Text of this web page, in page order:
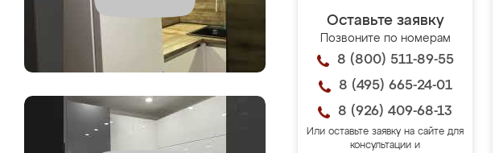
Оставьте заявку
Позвоните по номерам
8 (800) 511-89-55
8 (495) 665-24-01
8 (926) 409-68-13
Или оставьте заявку на сайте для
консультации и